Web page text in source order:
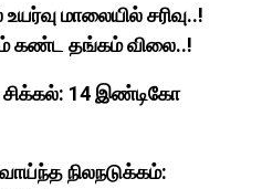
மாலையில் சரிவு..!
கண்ட தங்கம் விலை..!
14 இண்டிகோ
நிலநடுக்கம்: